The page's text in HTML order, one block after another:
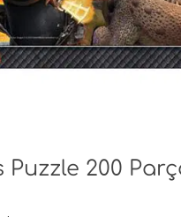
Puzzle 200